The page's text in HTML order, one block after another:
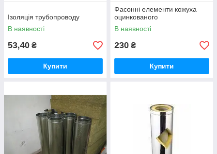
Ізоляція трубопроводу
В наявності
53,40 ₴
Купити
Фасонні елементи кожуха
оцинкованого
В наявності
230 ₴
Купити